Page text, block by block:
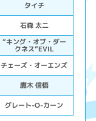
タイチ
石森 太二
“キング・オブ・ダー
クネス”EVIL
チェーズ・オーエンズ
鷹木 信悟
グレート-O-カーン